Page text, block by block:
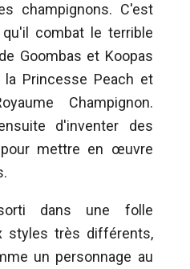
champignons. C'est
combat le terrible
Goombas et Koopas
Princesse Peach et
Champignon.
d'inventer des
pour mettre en œuvre
dans une folle
styles très différents,
un personnage au